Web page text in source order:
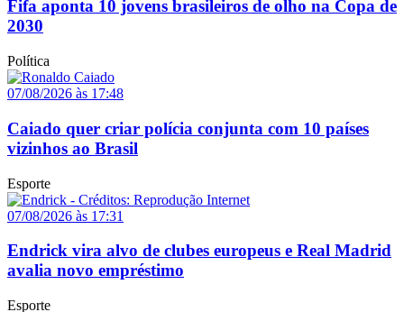
Fifa aponta 10 jovens brasileiros de olho na Copa de
2030
Política
07/08/2026 às 17:48
Caiado quer criar polícia conjunta com 10 países
vizinhos ao Brasil
Esporte
07/08/2026 às 17:31
Endrick vira alvo de clubes europeus e Real Madrid
avalia novo empréstimo
Esporte